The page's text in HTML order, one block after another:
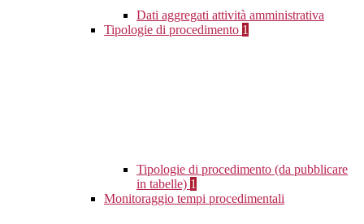
Dati aggregati attività amministrativa
Tipologie di procedimento 1
Tipologie di procedimento (da pubblicare
in tabelle) 1
Monitoraggio tempi procedimentali